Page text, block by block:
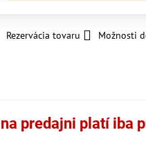
Rezervácia tovaru Možnosti
predajni platí iba